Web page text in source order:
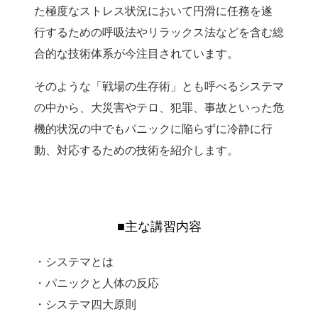
た極度なストレス状況において円滑に任務を遂
行するための呼吸法やリラックス法などを含む総
合的な技術体系が今注目されています。
そのような「戦場の生存術」とも呼べるシステマ
の中から、大災害やテロ、犯罪、事故といった危
機的状況の中でもパニックに陥らずに冷静に行
動、対応するための技術を紹介します。
■主な講習内容
・システマとは
・パニックと人体の反応
・システマ四大原則